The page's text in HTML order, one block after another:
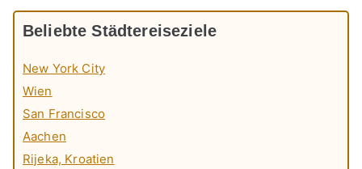
Beliebte Städtereiseziele
New York City
Wien
San Francisco
Aachen
Rijeka, Kroatien